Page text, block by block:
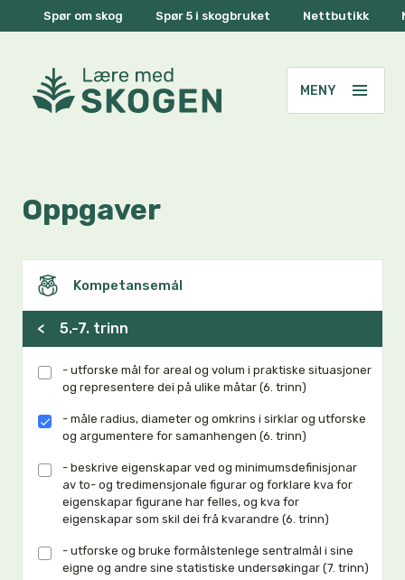
Spør om skog Spør 5 i skogbruket Nettbutikk
Oppgaver
Kompetansemål
< 5.-7. trinn
- utforske mål for areal og volum i praktiske situasjoner
og representere dei på ulike måtar (6. trinn)
- måle radius, diameter og omkrins i sirklar og utforske
og argumentere for samanhengen (6. trinn)
- beskrive eigenskapar ved og minimumsdefinisjonar
av to- og tredimensjonale figurar og forklare kva for
eigenskapar figurane har felles, og kva for
eigenskapar som skil dei frå kvarandre (6. trinn)
- utforske og bruke formålstenlege sentralmål i sine
eigne og andre sine statistiske undersøkingar (7. trinn)